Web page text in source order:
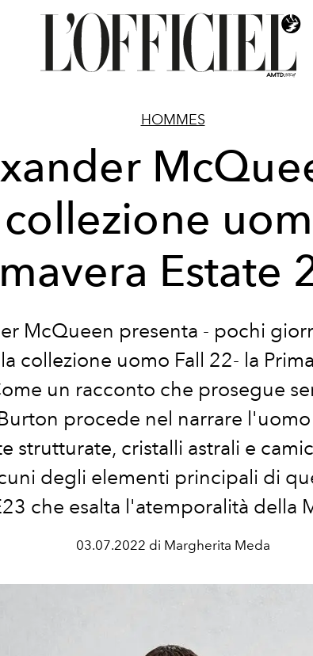
HOMMES
collezione
Estate
McQueen presenta - pochi
collezione uomo Fall 22- la
un racconto che prosegue
procede nel narrare
strutturate, cristalli astrali e
degli elementi principali di
che esalta l'atemporalità della
03.07.2022 di Margherita Meda